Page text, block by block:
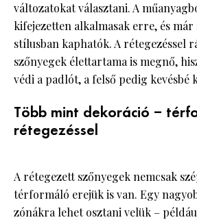
változatokat választani. A
kifejezetten alkalmasak erre, és
stílusban kaphatók. A rétegezéssel
szőnyegek élettartama is megnő,
védi a padlót, a felső pedig kevésbé
Több mint dekoráció –
rétegezéssel
A rétegezett szőnyegek nemcsak
térformáló erejük is van. Egy
zónákra lehet osztani velük –